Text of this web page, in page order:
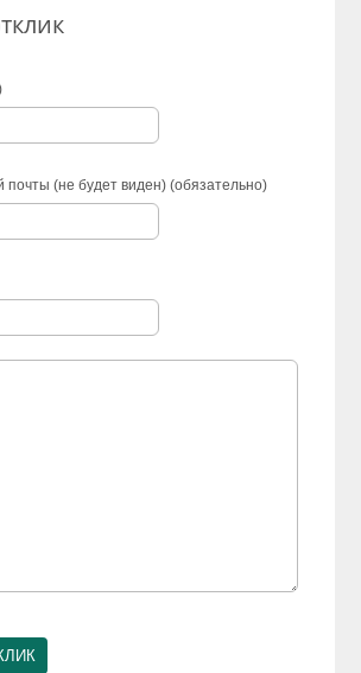
почты (не будет виден) (обязательно)